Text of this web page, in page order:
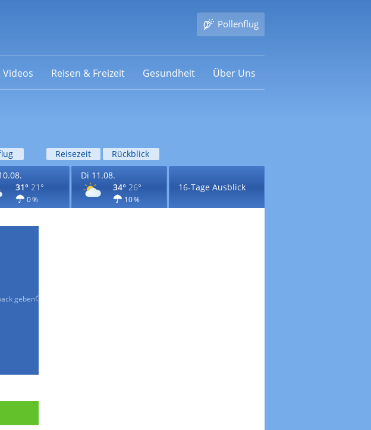
Pollenflug
Videos Reisen & Freizeit Gesundheit Über Uns
Reisezeit
Rückblick
31° 21°
0 %
Di 11.08.
34° 26°
10 %
16-Tage Ausblick
geben